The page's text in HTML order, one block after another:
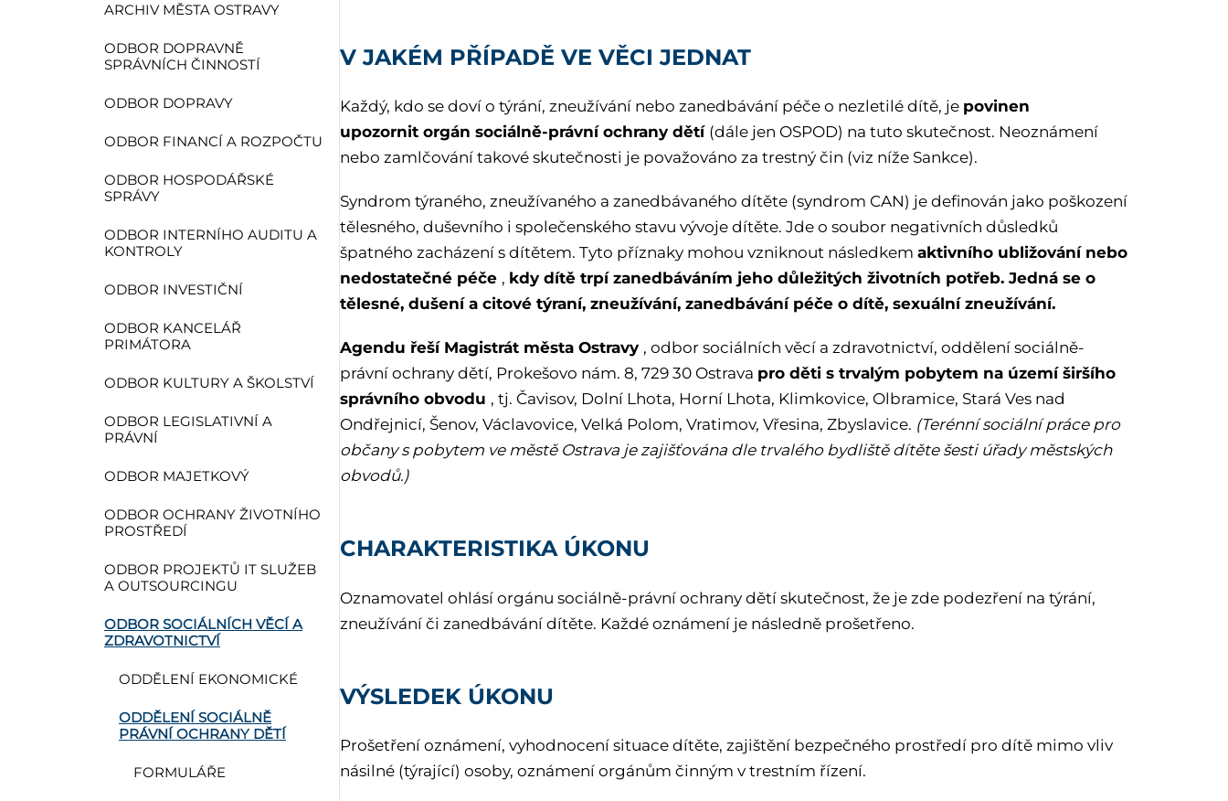
ARCHIV MĚSTA OSTRAVY
ODBOR DOPRAVNĚ
SPRÁVNÍCH ČINNOSTÍ
ODBOR DOPRAVY
ODBOR FINANCÍ A ROZPOČTU
ODBOR HOSPODÁŘSKÉ
SPRÁVY
ODBOR INTERNÍHO AUDITU A
KONTROLY
ODBOR INVESTIČNÍ
ODBOR KANCELÁŘ
PRIMÁTORA
ODBOR KULTURY A ŠKOLSTVÍ
ODBOR LEGISLATIVNÍ A
PRÁVNÍ
ODBOR MAJETKOVÝ
ODBOR OCHRANY ŽIVOTNÍHO
PROSTŘEDÍ
ODBOR PROJEKTŮ IT SLUŽEB
A OUTSOURCINGU
ODBOR SOCIÁLNÍCH VĚCÍ A
ZDRAVOTNICTVÍ
ODDĚLENÍ EKONOMICKÉ
ODDĚLENÍ SOCIÁLNĚ
PRÁVNÍ OCHRANY DĚTÍ
FORMULÁŘE
V JAKÉM PŘÍPADĚ VE VĚCI JEDNAT
Každý, kdo se doví o týrání, zneužívání nebo zanedbávání péče o nezletilé dítě, je povinen
upozornit orgán sociálně-právní ochrany dětí (dále jen OSPOD) na tuto skutečnost. Neoznámení
nebo zamlčování takové skutečnosti je považováno za trestný čin (viz níže Sankce).
Syndrom týraného, zneužívaného a zanedbávaného dítěte (syndrom CAN) je definován jako poškození
tělesného, duševního i společenského stavu vývoje dítěte. Jde o soubor negativních důsledků
špatného zacházení s dítětem. Tyto příznaky mohou vzniknout následkem aktivního ubližování nebo
nedostatečné péče , kdy dítě trpí zanedbáváním jeho důležitých životních potřeb. Jedná se o
tělesné, dušení a citové týraní, zneužívání, zanedbávání péče o dítě, sexuální zneužívání.
Agendu řeší Magistrát města Ostravy , odbor sociálních věcí a zdravotnictví, oddělení sociálně-
právní ochrany dětí, Prokešovo nám. 8, 729 30 Ostrava pro děti s trvalým pobytem na území širšího
správního obvodu , tj. Čavisov, Dolní Lhota, Horní Lhota, Klimkovice, Olbramice, Stará Ves nad
Ondřejnicí, Šenov, Václavovice, Velká Polom, Vratimov, Vřesina, Zbyslavice. (Terénní sociální práce pro
občany s pobytem ve městě Ostrava je zajišťována dle trvalého bydliště dítěte šesti úřady městských
obvodů.)
CHARAKTERISTIKA ÚKONU
Oznamovatel ohlásí orgánu sociálně-právní ochrany dětí skutečnost, že je zde podezření na týrání,
zneužívání či zanedbávání dítěte. Každé oznámení je následně prošetřeno.
VÝSLEDEK ÚKONU
Prošetření oznámení, vyhodnocení situace dítěte, zajištění bezpečného prostředí pro dítě mimo vliv
násilné (týrající) osoby, oznámení orgánům činným v trestním řízení.